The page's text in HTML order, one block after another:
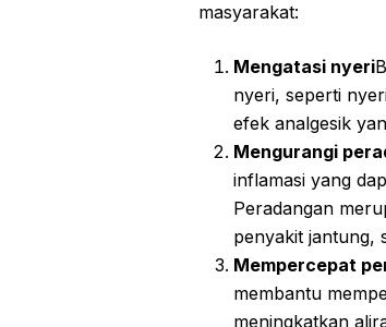
masyarakat:
Mengatasi nyeri
nyeri, seperti
efek analgesik
Mengurangi
inflamasi yang
Peradangan
penyakit jantung,
Mempercepat
membantu
meningkatkan